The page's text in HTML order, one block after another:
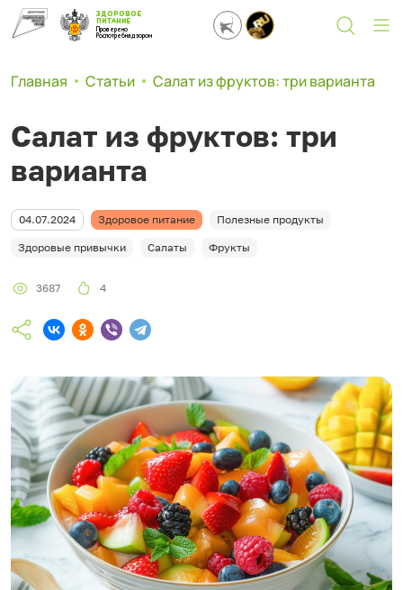
ЗДОРОВОЕ
ПИТАНИЕ
Проверено
Роспотребнадзором
Главная Статьи Салат из фруктов: три варианта
Салат из фруктов: три
варианта
04.07.2024 Здоровое питание Полезные продукты
Здоровые привычки Салаты Фрукты
3687 4